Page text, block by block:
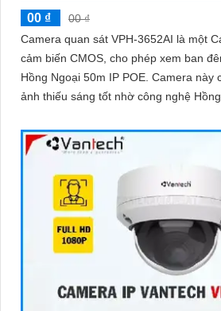
00 ₫
00 ₫
Camera quan sát VPH-3652AI là một
cảm biến CMOS, cho phép xem ban
Hồng Ngoại 50m IP POE. Camera này có khả năng xử lý hình
ảnh thiếu sáng tốt nhờ công nghệ